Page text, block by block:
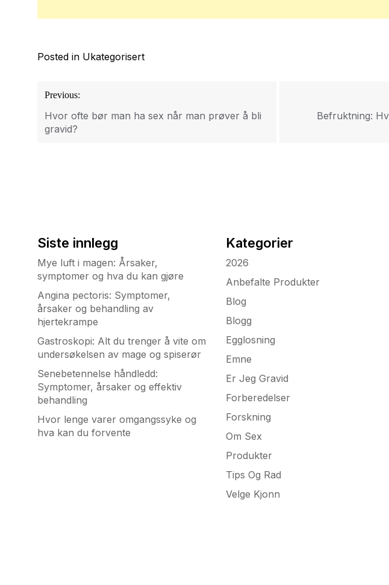
Posted in Ukategorisert
Innleggsnavigasjon
Previous:
Hvor ofte bør man ha sex når man prøver å bli
gravid?
Befruktning:
Siste innlegg
Mye luft i magen: Årsaker,
symptomer og hva du kan gjøre
Angina pectoris: Symptomer,
årsaker og behandling av
hjertekrampe
Gastroskopi: Alt du trenger å vite om
undersøkelsen av mage og spiserør
Senebetennelse håndledd:
Symptomer, årsaker og effektiv
behandling
Hvor lenge varer omgangssyke og
hva kan du forvente
Kategorier
2026
Anbefalte Produkter
Blog
Blogg
Egglosning
Emne
Er Jeg Gravid
Forberedelser
Forskning
Om Sex
Produkter
Tips Og Rad
Velge Kjonn